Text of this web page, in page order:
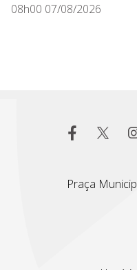
08h00 07/08/2026
Praça